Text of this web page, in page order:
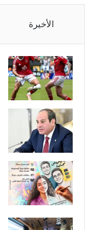
الأخيرة